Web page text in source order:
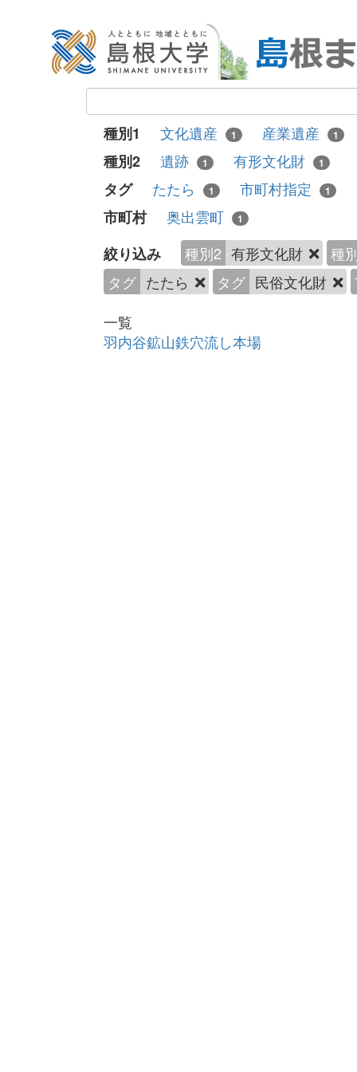
種別1 文化遺産 1 産業遺産 1
種別2 遺跡 1 有形文化財 1
タグ たたら 1 市町村指定 1
市町村
奥出雲町 1
絞り込み 種別2 有形文化財
種
タグ たたら タグ 民俗文化財
一覧
羽内谷鉱山鉄穴流し本場